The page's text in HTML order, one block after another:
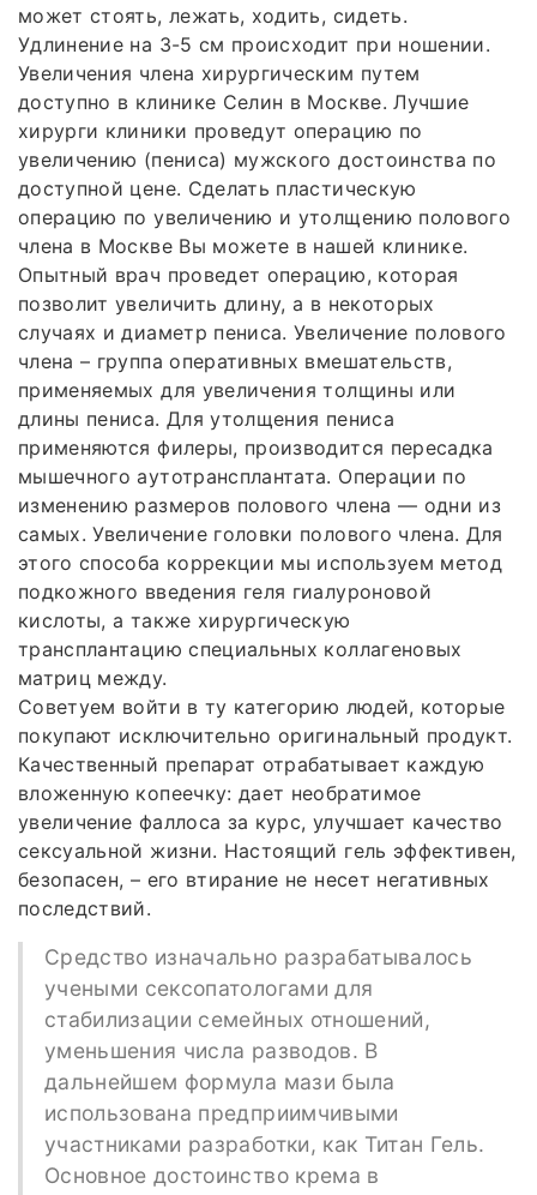
может стоять, лежать, ходить, сидеть.
Удлинение на 3-5 см происходит при ношении.
Увеличения члена хирургическим путем
доступно в клинике Селин в Москве. Лучшие
хирурги клиники проведут операцию по
увеличению (пениса) мужского достоинства по
доступной цене. Сделать пластическую
операцию по увеличению и утолщению полового
члена в Москве Вы можете в нашей клинике.
Опытный врач проведет операцию, которая
позволит увеличить длину, а в некоторых
случаях и диаметр пениса. Увеличение полового
члена – группа оперативных вмешательств,
применяемых для увеличения толщины или
длины пениса. Для утолщения пениса
применяются филеры, производится пересадка
мышечного аутотрансплантата. Операции по
изменению размеров полового члена — одни из
самых. Увеличение головки полового члена. Для
этого способа коррекции мы используем метод
подкожного введения геля гиалуроновой
кислоты, а также хирургическую
трансплантацию специальных коллагеновых
матриц между.
Советуем войти в ту категорию людей, которые
покупают исключительно оригинальный продукт.
Качественный препарат отрабатывает каждую
вложенную копеечку: дает необратимое
увеличение фаллоса за курс, улучшает качество
сексуальной жизни. Настоящий гель эффективен,
безопасен, – его втирание не несет негативных
последствий.
Средство изначально разрабатывалось
учеными сексопатологами для
стабилизации семейных отношений,
уменьшения числа разводов. В
дальнейшем формула мази была
использована предприимчивыми
участниками разработки, как Титан Гель.
Основное достоинство крема в